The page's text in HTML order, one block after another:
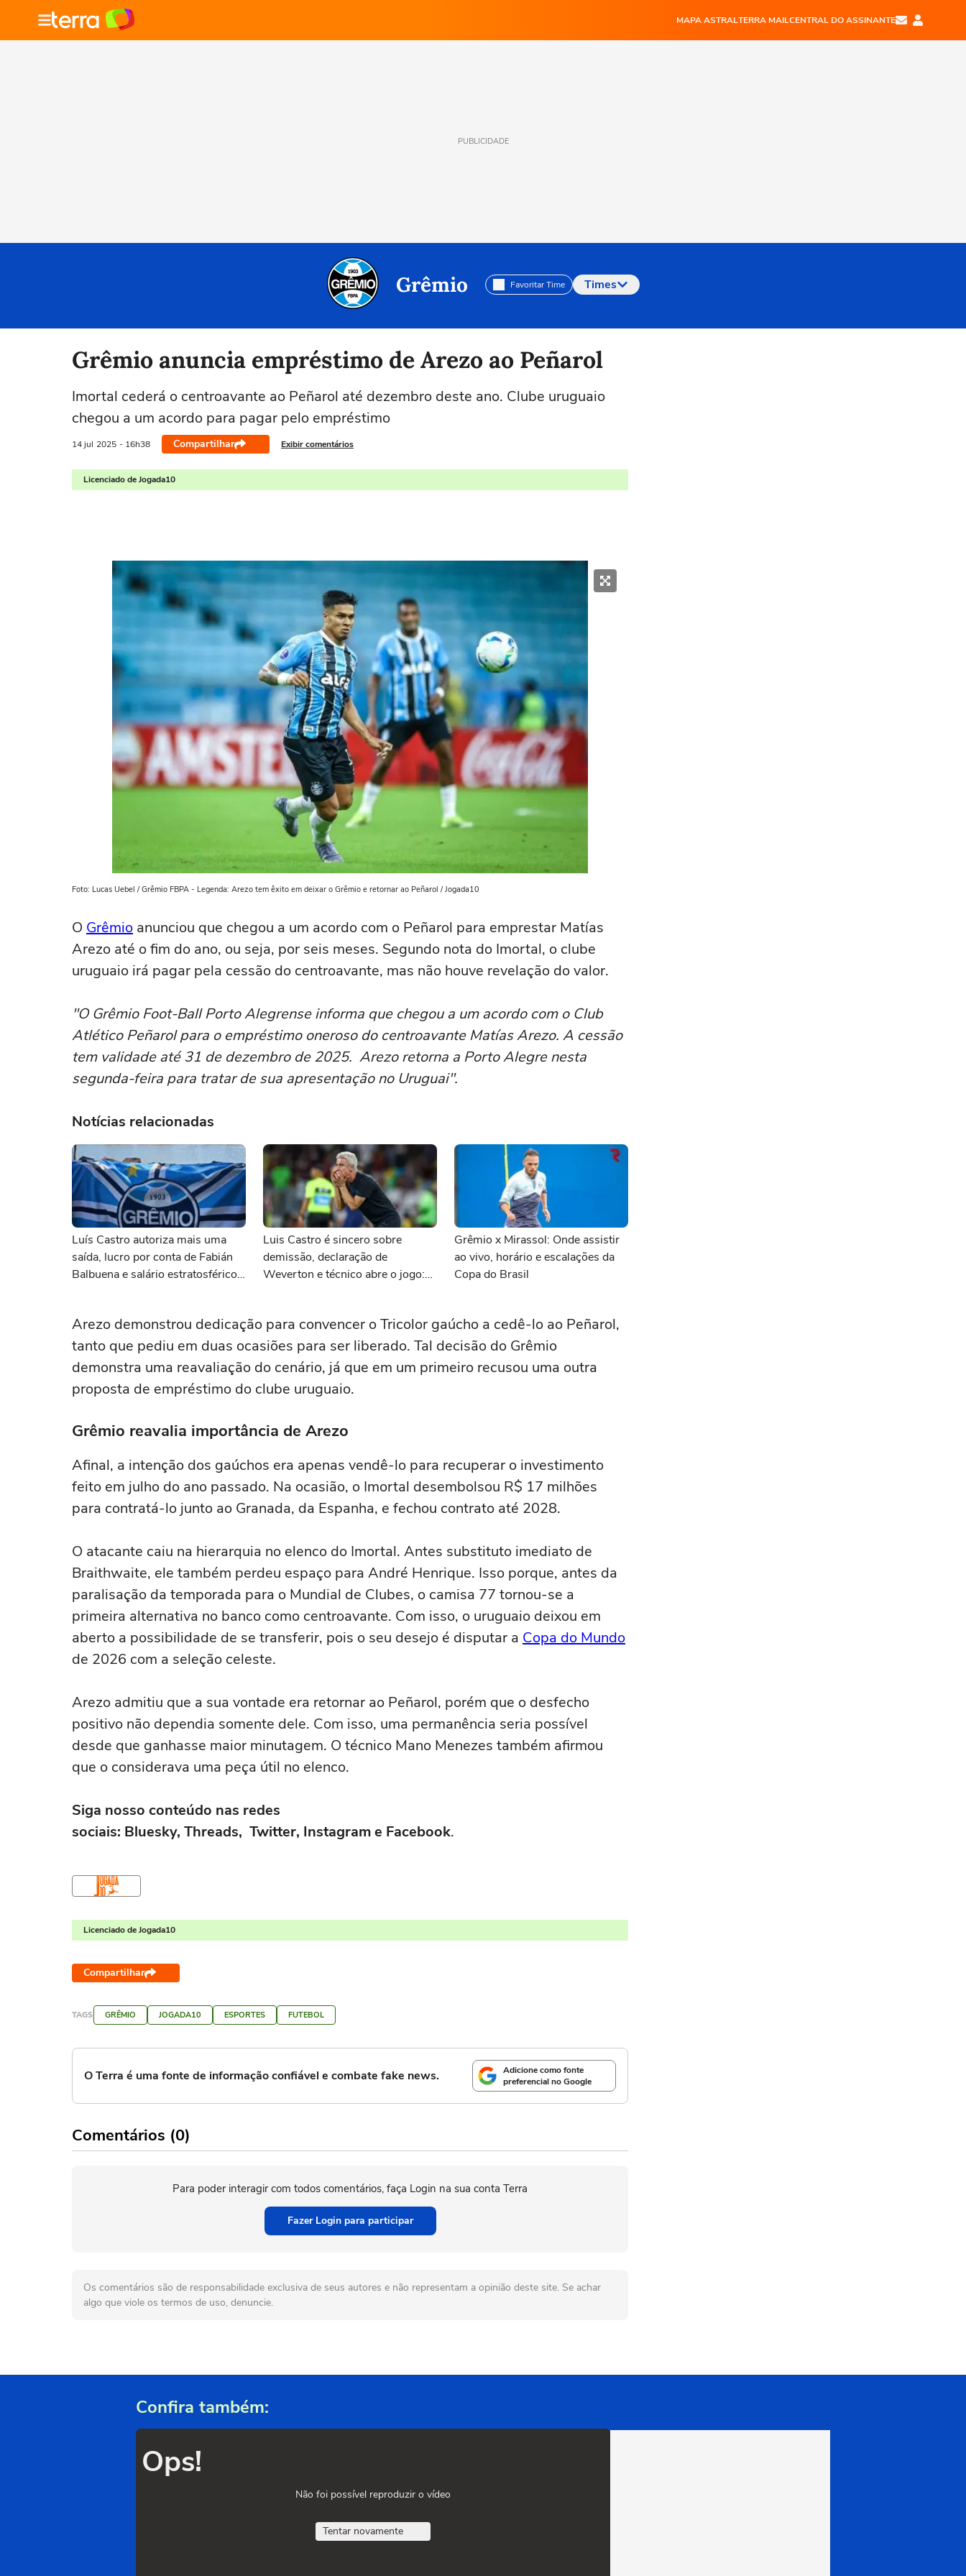
MAPA ASTRALTERRA MAILCENTRAL DO ASSINANTE
PUBLICIDADE
Grêmio Favoritar Time Times
Selecione o time para ver as notícias
Grêmio anuncia empréstimo de Arezo ao Peñarol
Imortal cederá o centroavante ao Peñarol até dezembro deste ano. Clube uruguaio
chegou a um acordo para pagar pelo empréstimo
14 jul 2025 - 16h38 Compartilhar Exibir comentários
Licenciado de Jogada10
Foto: Lucas Uebel / Grêmio FBPA - Legenda: Arezo tem êxito em deixar o Grêmio e retornar ao Peñarol / Jogada10
O Grêmio anunciou que chegou a um acordo com o Peñarol para emprestar Matías
Arezo até o fim do ano, ou seja, por seis meses. Segundo nota do Imortal, o clube
uruguaio irá pagar pela cessão do centroavante, mas não houve revelação do valor.
"O Grêmio Foot-Ball Porto Alegrense informa que chegou a um acordo com o Club
Atlético Peñarol para o empréstimo oneroso do centroavante Matías Arezo. A cessão
tem validade até 31 de dezembro de 2025. Arezo retorna a Porto Alegre nesta
segunda-feira para tratar de sua apresentação no Uruguai".
Notícias relacionadas
Luís Castro autoriza mais uma
saída, lucro por conta de Fabián
Balbuena e salário estratosférico
Luis Castro é sincero sobre
demissão, declaração de
Weverton e técnico abre o jogo:
Grêmio x Mirassol: Onde assistir
ao vivo, horário e escalações da
Copa do Brasil
Arezo demonstrou dedicação para convencer o Tricolor gaúcho a cedê-lo ao Peñarol,
tanto que pediu em duas ocasiões para ser liberado. Tal decisão do Grêmio
demonstra uma reavaliação do cenário, já que em um primeiro recusou uma outra
proposta de empréstimo do clube uruguaio.
Grêmio reavalia importância de Arezo
Afinal, a intenção dos gaúchos era apenas vendê-lo para recuperar o investimento
feito em julho do ano passado. Na ocasião, o Imortal desembolsou R$ 17 milhões
para contratá-lo junto ao Granada, da Espanha, e fechou contrato até 2028.
O atacante caiu na hierarquia no elenco do Imortal. Antes substituto imediato de
Braithwaite, ele também perdeu espaço para André Henrique. Isso porque, antes da
paralisação da temporada para o Mundial de Clubes, o camisa 77 tornou-se a
primeira alternativa no banco como centroavante. Com isso, o uruguaio deixou em
aberto a possibilidade de se transferir, pois o seu desejo é disputar a Copa do Mundo
de 2026 com a seleção celeste.
Arezo admitiu que a sua vontade era retornar ao Peñarol, porém que o desfecho
positivo não dependia somente dele. Com isso, uma permanência seria possível
desde que ganhasse maior minutagem. O técnico Mano Menezes também afirmou
que o considerava uma peça útil no elenco.
Siga nosso conteúdo nas redes
sociais: Bluesky, Threads, Twitter, Instagrame Facebook.
Licenciado de Jogada10
Compartilhar
TAGS GRÊMIO JOGADA10 ESPORTES FUTEBOL
O Terra é uma fonte de informação confiável e combate fake news.
Adicione como fonte
preferencial no Google
Comentários (0)
Para poder interagir com todos comentários, faça Login na sua conta Terra
Fazer Login para participar
Os comentários são de responsabilidade exclusiva de seus autores e não representam a opinião deste site. Se achar
algo que viole os termos de uso, denuncie.
Confira também:
Ops!
Não foi possível reproduzir o vídeo
Tentar novamente